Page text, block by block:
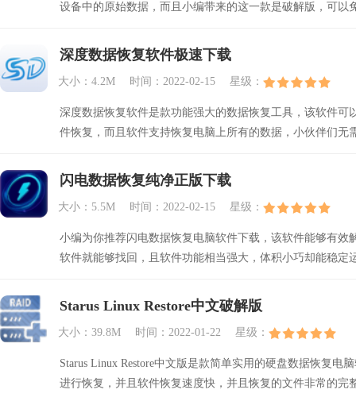
设备中的原始数据，而且小编带来的这一款是破解版，可
深度数据恢复软件极速下载
大小：4.2M 时间：2022-02-15 星级：
深度数据恢复软件是款功能强大的数据恢复工具，该软件
件恢复，而且软件支持恢复电脑上所有的数据，小伙伴们无
闪电数据恢复纯净正版下载
大小：5.5M 时间：2022-02-15 星级：
小编为你推荐闪电数据恢复电脑软件下载，该软件能够有
软件就能够找回，且软件功能相当强大，体积小巧却能稳
Starus Linux Restore中文破解版
大小：39.8M 时间：2022-01-22 星级：
Starus Linux Restore中文版是款简单实用的硬盘数据恢复
进行恢复，并且软件恢复速度快，并且恢复的文件非常的